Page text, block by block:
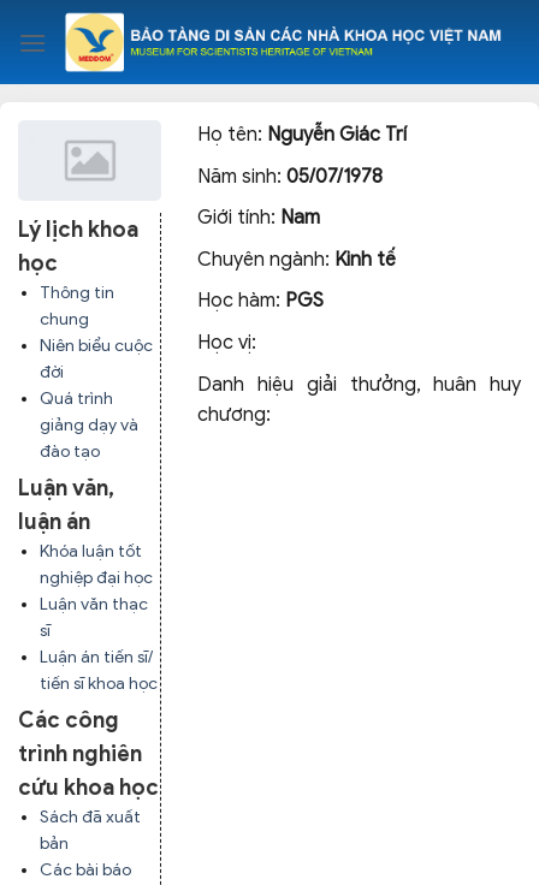
content
Lý lịch khoa
học
Thông tin
chung
Niên biểu cuộc
đời
Quá trình
giảng dạy và
đào tạo
Luận văn,
luận án
Khóa luận tốt
nghiệp đại học
Luận văn thạc
sĩ
Luận án tiến sĩ/
tiến sĩ khoa học
Các công
trình nghiên
cứu khoa học
Sách đã xuất
bản
Các bài báo
Họ tên: Nguyễn Giác Trí
Năm sinh:05/07/1978
Giới tính: Nam
Chuyên ngành: Kinh tế
Học hàm: PGS
Học vị:
Danh hiệu giải thưởng, huân huy
chương: